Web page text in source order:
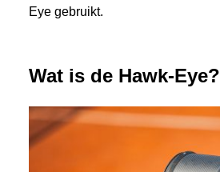
Eye gebruikt.
Wat is de Hawk-Eye?